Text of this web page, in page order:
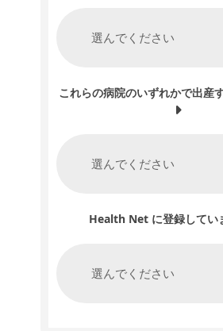
これらの病院のいずれかで出産
Health Net に登録してい